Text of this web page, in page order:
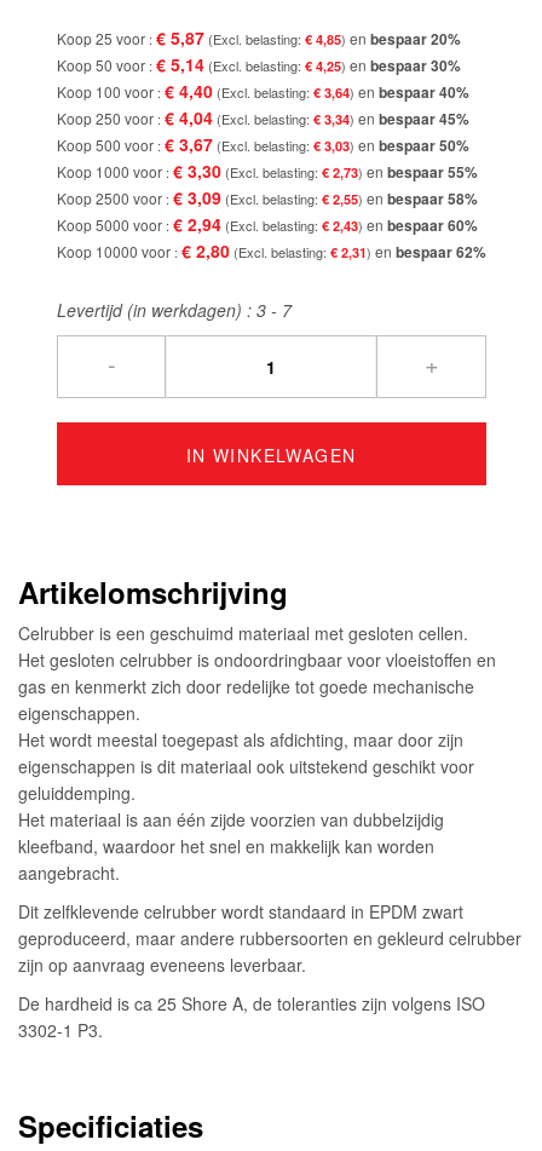
Koop 25 voor € 5,87 € 4,85 en bespaar20%
Koop 50 voor € 5,14 € 4,25 en bespaar30%
Koop 100 voor € 4,40 € 3,64 en bespaar40%
Koop 250 voor € 4,04 € 3,34 en bespaar45%
Koop 500 voor € 3,67 € 3,03 en bespaar50%
Koop 1000 voor € 3,30 € 2,73 en bespaar55%
Koop 2500 voor € 3,09 € 2,55 en bespaar58%
Koop 5000 voor € 2,94 € 2,43 en bespaar60%
Koop 10000 voor € 2,80 € 2,31 en bespaar62%
Levertijd (in werkdagen) : 3 - 7
- +
IN WINKELWAGEN
Artikelomschrijving
Celrubber is een geschuimd materiaal met gesloten cellen.
Het gesloten celrubber is ondoordringbaar voor vloeistoffen en
gas en kenmerkt zich door redelijke tot goede mechanische
eigenschappen.
Het wordt meestal toegepast als afdichting, maar door zijn
eigenschappen is dit materiaal ook uitstekend geschikt voor
geluiddemping.
Het materiaal is aan één zijde voorzien van dubbelzijdig
kleefband, waardoor het snel en makkelijk kan worden
aangebracht.
Dit zelfklevende celrubber wordt standaard in EPDM zwart
geproduceerd, maar andere rubbersoorten en gekleurd celrubber
zijn op aanvraag eveneens leverbaar.
De hardheid is ca 25 Shore A, de toleranties zijn volgens ISO
3302-1 P3.
Specificiaties